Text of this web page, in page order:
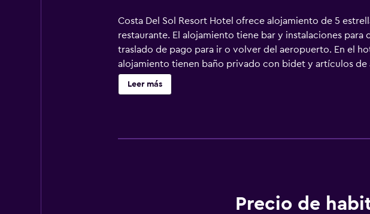
Costa Del Sol Resort Hotel ofrece alojamiento de 5
restaurante. El alojamiento tiene bar y instalaciones
traslado de pago para ir o volver del aeropuerto. En el
alojamiento tienen baño privado con bidet y artículos de
habitaciones también están equipadas con terraza. En
alojamiento se sirve un desayuno asiático. Se puede
Leer más
Precio de